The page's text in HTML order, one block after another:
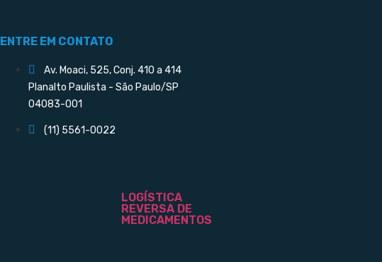
ENTRE EM CONTATO
Av. Moaci, 525, Conj. 410 a 414
Planalto Paulista - São Paulo/SP
04083-001
(11) 5561-0022
LOGÍSTICA
REVERSA DE
MEDICAMENTOS